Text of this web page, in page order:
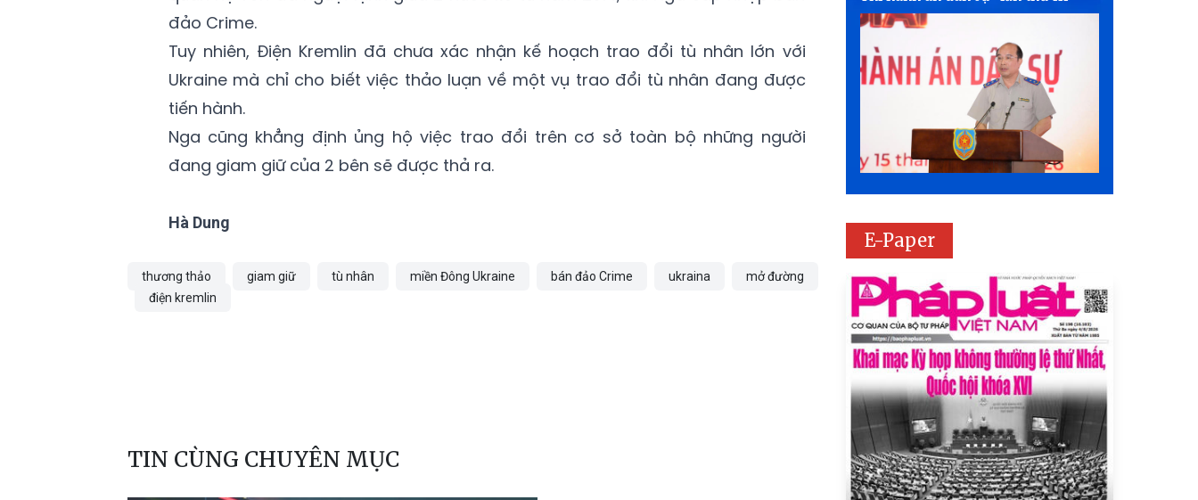
đảo Crime.
Tuy nhiên, Điện Kremlin đã chưa xác nhận kế hoạch trao đổi tù nhân lớn với
Ukraine mà chỉ cho biết việc thảo luạn về một vụ trao đổi tù nhân đang được
tiến hành.
Nga cũng khẳng định ủng hộ việc trao đổi trên cơ sở toàn bộ những người
đang giam giữ của 2 bên sẽ được thả ra.
Hà Dung
thương thảo giam giữ tù nhân miền Đông Ukraine bán đảo Crime ukraina
mở đường
điện kremlin
TIN CÙNG CHUYÊN MỤC
E-Paper